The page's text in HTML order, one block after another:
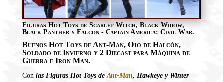
Figuras Hot Toys de Scarlet Witch, Black Widow,
Black Panther y Falcon - Captain America: Civil War.
Buenos Hot Toys de Ant-Man, Ojo de Halcón,
Soldado de Invierno y 2 Diecast para Máquina de
Guerra e Iron Man.
Con las Figuras Hot Toys de Ant-Man, Hawkeye y Winter